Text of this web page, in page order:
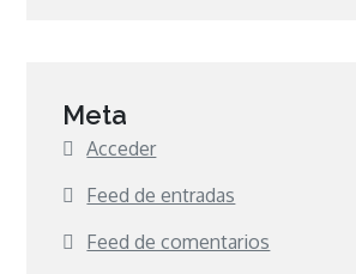
Meta
Acceder
Feed de entradas
Feed de comentarios